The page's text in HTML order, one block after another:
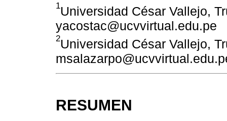
1Universidad César Vallejo,
yacostac@ucvvirtual.edu.pe
2Universidad César Vallejo,
RESUMEN